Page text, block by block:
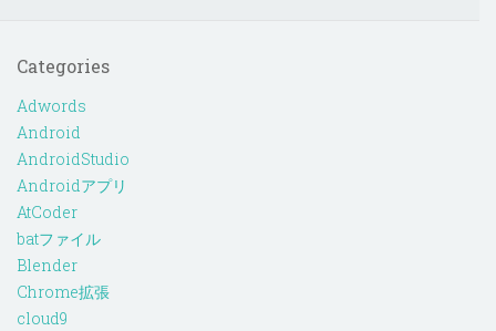
Categories
Adwords
Android
AndroidStudio
Androidアプリ
AtCoder
batファイル
Blender
Chrome拡張
cloud9